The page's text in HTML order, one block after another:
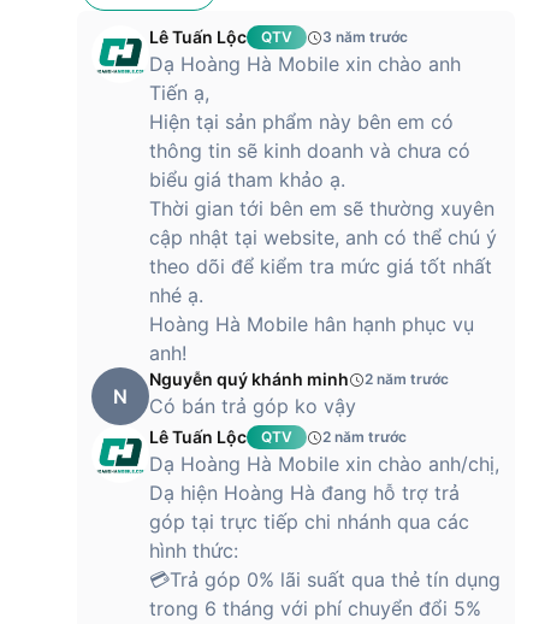
Lê Tuấn Lộc QTV 3 năm trước
Dạ Hoàng Hà Mobile xin chào anh
Tiến ạ,
Hiện tại sản phẩm này bên em có
thông tin sẽ kinh doanh và chưa có
biểu giá tham khảo ạ.
Thời gian tới bên em sẽ thường xuyên
cập nhật tại website, anh có thể chú ý
theo dõi để kiểm tra mức giá tốt nhất
nhé ạ.
Hoàng Hà Mobile hân hạnh phục vụ
anh!
N
Nguyễn quý khánh minh 2 năm trước
Có bán trả góp ko vậy
Lê Tuấn Lộc QTV 2 năm trước
Dạ Hoàng Hà Mobile xin chào anh/chị,
Dạ hiện Hoàng Hà đang hỗ trợ trả
góp tại trực tiếp chi nhánh qua các
hình thức:
💳Trả góp 0% lãi suất qua thẻ tín dụng
trong 6 tháng với phí chuyển đổi 5%